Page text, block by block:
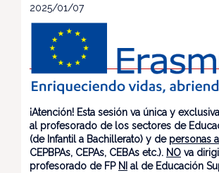
2025/01/07
¡Atención! Esta sesión va única y
al profesorado de los sectores de
(de Infantil a Bachillerato) y de personas
CEPBPAs, CEPAs, CEBAs etc.). NO va
profesorado de FP NI al de Educación